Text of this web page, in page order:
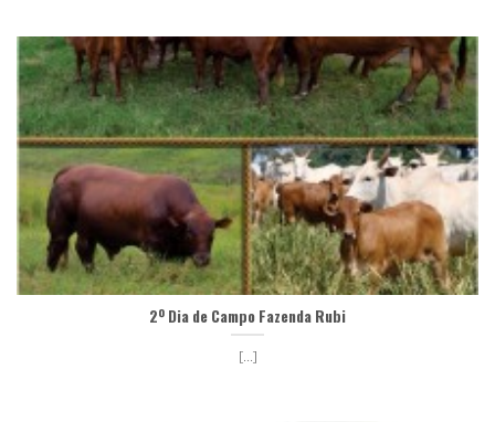
2º Dia de Campo Fazenda Rubi
[...]